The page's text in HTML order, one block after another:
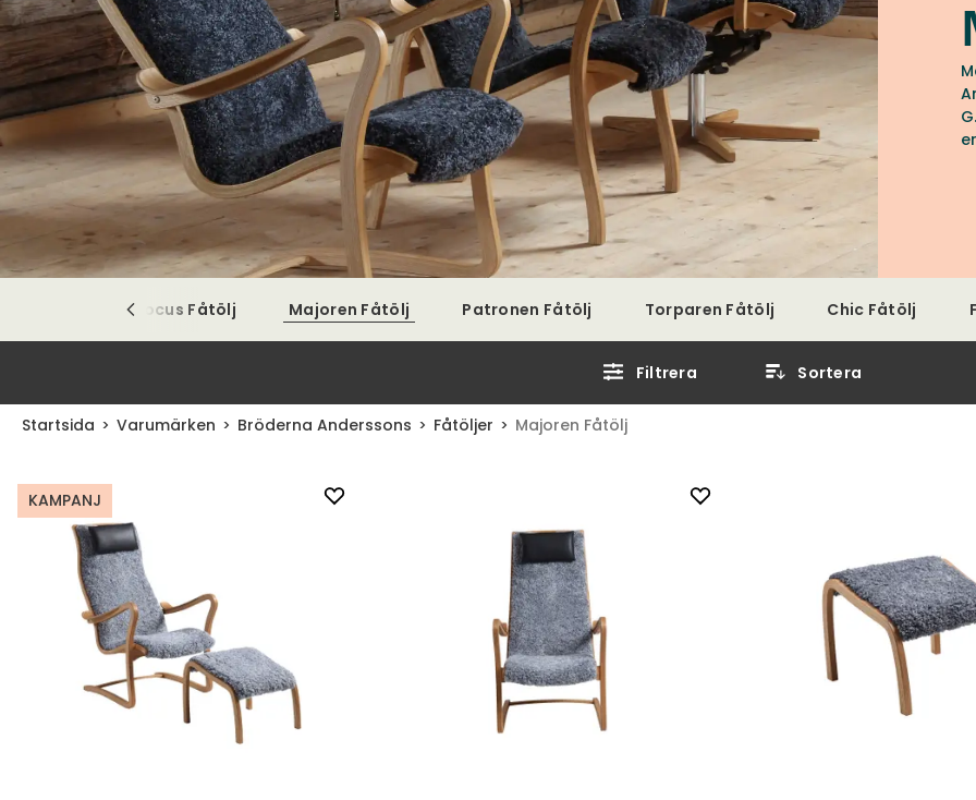
G.A
Focus Fåtölj Majoren Fåtölj Patronen Fåtölj Torparen Fåtölj Chic Fåtölj
Filtrera Sortera
Startsida Varumärken Bröderna Anderssons Fåtöljer Majoren Fåtölj
KAMPANJ